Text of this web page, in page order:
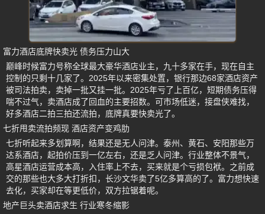
富力酒店底牌快卖光 债务压力山大
巅峰时候富力号称全球最大豪华酒店业主，九十多家在手，现在自主
控制的只剩十几家了。2025年以来密集处置，银行那边68家酒店资产
被司法拍卖，卖掉一批又挂一批。2025年亏了上百亿，短期债务压得
喘不过气，卖酒店成了回血的主要招数。可市场低迷，接盘侠难找，
好多酒店二拍三拍还流拍，底牌真要快卖光了。
七折甩卖流拍频现 酒店资产变鸡肋
七折听起来多划算啊，结果还是无人问津。泰州、黄石、安阳那些万
达系酒店，起拍价压到一亿左右，还是乏人问津。行业整体不景气，
高星酒店运营成本高，入住率上不去，买来就是个亏损包袱。之前成
交的那些也大多大打折扣，长沙文华卖了5亿多算高的了。富力想快速
去化，买家却在等更低价，双方拉锯着呢。
地产巨头卖酒店求生 行业寒冬缩影